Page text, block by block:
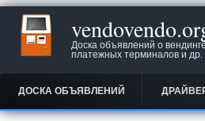
Доска объявлений о
платежных терминалов и др.
ДОСКА ОБЪЯВЛЕНИЙ